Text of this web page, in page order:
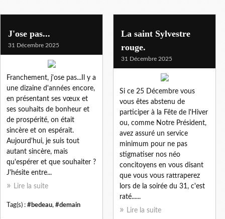
J'ose pas...
31 Décembre 2025
Franchement, j'ose pas...Il y a
une dizaine d'années encore,
en présentant ses vœux et
ses souhaits de bonheur et
de prospérité, on était
sincère et on espérait.
Aujourd'hui, je suis tout
autant sincère, mais
qu'espérer et que souhaiter ?
J'hésite entre...
Lire la suite
Tag(s) : #bedeau, #demain
La saint Sylvestre
rouge.
31 Décembre 2025
Si ce 25 Décembre vous
vous êtes abstenu de
participer à la Fête de l'Hiver
ou, comme Notre Président,
avez assuré un service
minimum pour ne pas
stigmatiser nos néo
concitoyens en vous disant
que vous vous rattraperez
lors de la soirée du 31, c'est
raté......
Lire la suite